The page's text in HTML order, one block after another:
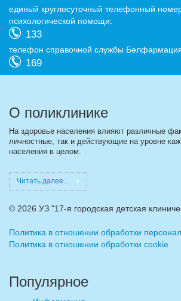
eдиный круглосуточный телефонный
психологической помощи:
133
телефон справочной службы
169
О поликлинике
На здоровье населения влияют различные
личностные, так и действующие на уровне
населения в целом.
Читать далее...
© 2026 УЗ "17-я городская детская
Политика в отношении обработки
Политика в отношении обработки cookie
Популярное